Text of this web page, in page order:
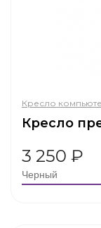
Кресло
Кресло
3 250 ₽